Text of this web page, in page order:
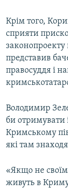
Крім того,
сприяти
законопроекту
представив
правосуддя і
Володимир
би отримувати
Кримському
які там
«Якщо не
живуть в